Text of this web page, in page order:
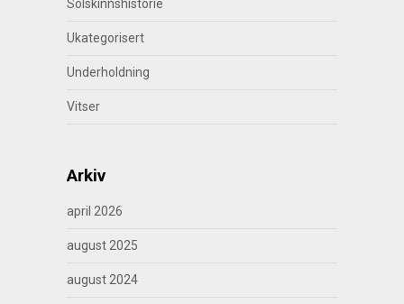
Solskinnshistorie
Ukategorisert
Underholdning
Vitser
Arkiv
april 2026
august 2025
august 2024